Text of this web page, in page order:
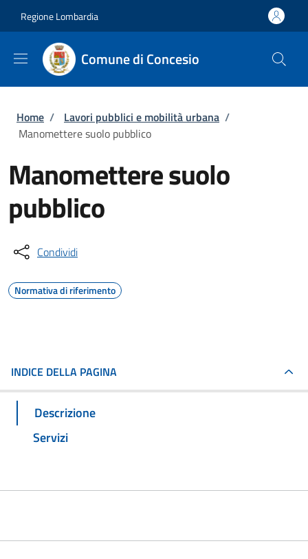
Regione Lombardia
Comune di Concesio
Briciole di pane
Home / Lavori pubblici e mobilità urbana /
Manomettere suolo pubblico
Manomettere suolo
pubblico
Condividi
Normativa di riferimento
INDICE DELLA PAGINA
Descrizione
Servizi